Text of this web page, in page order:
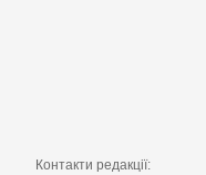
Контакти редакції: